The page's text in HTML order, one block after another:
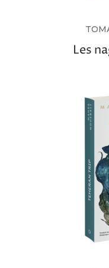
Les